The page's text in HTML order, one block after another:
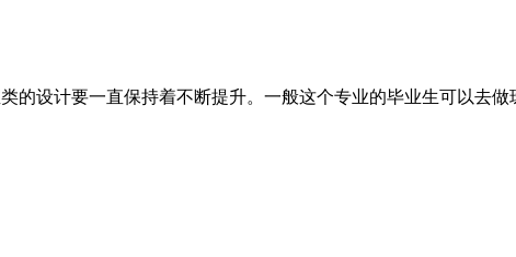
的设计要一直保持着不断提升。一般这个专业的毕业生可以去